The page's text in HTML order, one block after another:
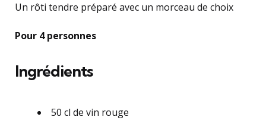
Un rôti tendre préparé avec un morceau de choix
Pour 4 personnes
Ingrédients
50 cl de vin rouge